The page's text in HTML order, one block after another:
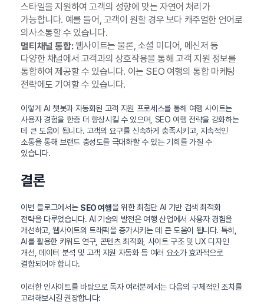
스타일을 지원하여 고객의 성향에 맞는 자연어 처리가
가능합니다. 예를 들어, 고객이 원할 경우 보다 캐주얼한 언어로
의사소통할 수 있습니다.
멀티채널 통합:웹사이트는 물론, 소셜 미디어, 메신저 등
다양한 채널에서 고객과의 상호작용을 통해 고객 지원 정보를
통합하여 제공할 수 있습니다. 이는 SEO 여행의 통합 마케팅
전략에도 기여할 수 있습니다.
이렇게 AI 챗봇과 자동화된 고객 지원 프로세스를 통해 여행 사이트는
사용자 경험을 한층 더 향상시킬 수 있으며, SEO 여행 전략을 강화하는
데 큰 도움이 됩니다. 고객의 요구를 신속하게 충족시키고, 지속적인
소통을 통해 브랜드 충성도를 극대화할 수 있는 기회를 가질 수
있습니다.
결론
이번 블로그에서는 SEO 여행을 위한 최첨단 AI 기반 검색 최적화
전략을 다루었습니다. AI 기술의 발전은 여행 산업에서 사용자 경험을
개선하고, 웹사이트의 트래픽을 증가시키는 데 큰 도움이 됩니다. 특히,
AI를 활용한 키워드 연구, 콘텐츠 최적화, 사이트 구조 및 UX 디자인
개선, 데이터 분석 및 고객 지원 자동화 등 여러 요소가 효과적으로
결합되어야 합니다.
이러한 인사이트를 바탕으로 독자 여러분께서는 다음의 구체적인 조치를
고려해보시길 권장합니다: